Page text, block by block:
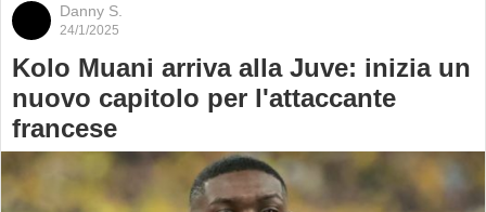
Danny S.
24/1/2025
Kolo Muani arriva alla Juve: inizia un
nuovo capitolo per l'attaccante
francese